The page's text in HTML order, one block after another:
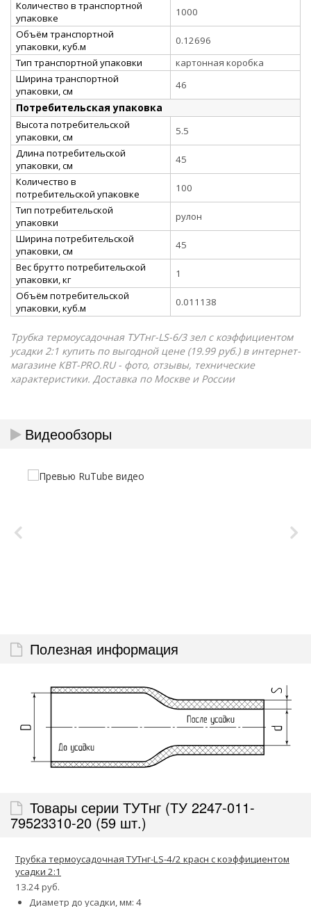
Количество в транспортной
упаковке
1000
Объём транспортной
упаковки, куб.м
0.12696
Тип транспортной упаковки
картонная коробка
Ширина транспортной
упаковки, см
46
Потребительская упаковка
Высота потребительской
упаковки, см
5.5
Длина потребительской
упаковки, см
45
Количество в
потребительской упаковке
100
Тип потребительской
упаковки
рулон
Ширина потребительской
упаковки, см
45
Вес брутто потребительской
упаковки, кг
1
Объём потребительской
упаковки, куб.м
0.011138
Трубка термоусадочная ТУТнг-LS-6/3 зел с коэффициентом
усадки 2:1 купить по выгодной цене (19.99 руб.) в интернет-
магазине КВТ-PRO.RU - фото, отзывы, технические
характеристики. Доставка по Москве и России
Видеообзоры
Полезная информация
Товары серии ТУТнг (ТУ 2247-011-
79523310-20 (59 шт.)
Трубка термоусадочная ТУТнг-LS-4/2 красн с коэффициентом
усадки 2:1
13.24 руб.
Диаметр до усадки, мм: 4